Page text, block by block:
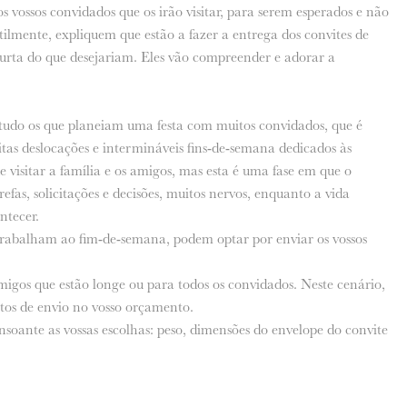
convidados que os irão visitar, para serem esperados e não
expliquem que estão a fazer a entrega dos convites de
do que desejariam. Eles vão compreender e adorar a
os que planeiam uma festa com muitos convidados, que é
deslocações e intermináveis fins-de-semana dedicados às
a família e os amigos, mas esta é uma fase em que o
solicitações e decisões, muitos nervos, enquanto a vida
ao fim-de-semana, podem optar por enviar os vossos
que estão longe ou para todos os convidados. Neste cenário,
de envio no vosso orçamento.
as vossas escolhas: peso, dimensões do envelope do convite